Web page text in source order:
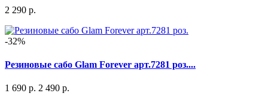
2 290 р.
-32%
Резиновые сабо Glam Forever арт.7281 роз....
1 690 р. 2 490 р.